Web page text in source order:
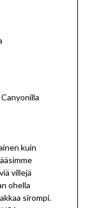
kuin
villejä
ohella
sirompi.